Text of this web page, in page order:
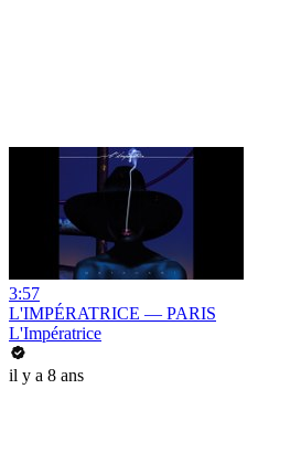
3:57
L'IMPÉRATRICE — PARIS
L'Impératrice
il y a 8 ans